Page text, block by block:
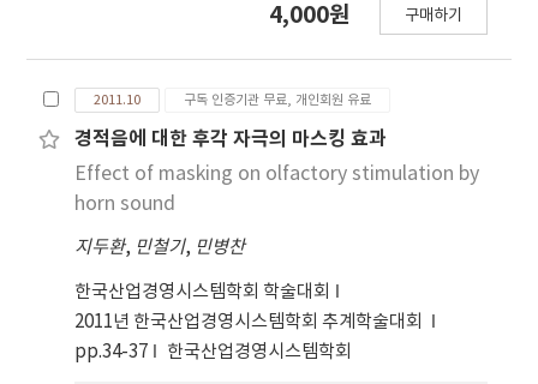
concentration and meditation, and computer
The BCI Edutainment System helps users
realize their own concentration and
meditation levels, and improve those
through constant practices. Consequently
for ADHD and Dementia for kids and seniors
as well. It also could be applied to education
and just game field. More study on brain
waves and differentiated content-making
techniques are absolutely necessary to
4,000원 구매하기
2011.10 구독 인증기관 무료, 개인회원 유료
경적음에 대한 후각 자극의 마스킹 효과
Effect of masking on olfactory stimulation by
horn sound
지두환, 민철기, 민병찬
한국산업경영시스템학회 학술대회
2011년 한국산업경영시스템학회 추계학술대회
pp.34-37
한국산업경영시스템학회